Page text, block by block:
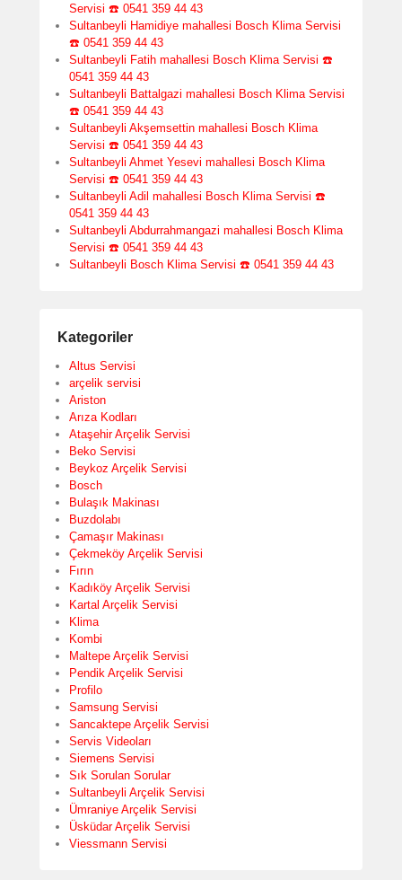
Servisi ☎️ 0541 359 44 43
Sultanbeyli Hamidiye mahallesi Bosch Klima Servisi
☎️ 0541 359 44 43
Sultanbeyli Fatih mahallesi Bosch Klima Servisi ☎️
0541 359 44 43
Sultanbeyli Battalgazi mahallesi Bosch Klima Servisi
☎️ 0541 359 44 43
Sultanbeyli Akşemsettin mahallesi Bosch Klima
Servisi ☎️ 0541 359 44 43
Sultanbeyli Ahmet Yesevi mahallesi Bosch Klima
Servisi ☎️ 0541 359 44 43
Sultanbeyli Adil mahallesi Bosch Klima Servisi ☎️
0541 359 44 43
Sultanbeyli Abdurrahmangazi mahallesi Bosch Klima
Servisi ☎️ 0541 359 44 43
Sultanbeyli Bosch Klima Servisi ☎️ 0541 359 44 43
Kategoriler
Altus Servisi
arçelik servisi
Ariston
Arıza Kodları
Ataşehir Arçelik Servisi
Beko Servisi
Beykoz Arçelik Servisi
Bosch
Bulaşık Makinası
Buzdolabı
Çamaşır Makinası
Çekmeköy Arçelik Servisi
Fırın
Kadıköy Arçelik Servisi
Kartal Arçelik Servisi
Klima
Kombi
Maltepe Arçelik Servisi
Pendik Arçelik Servisi
Profilo
Samsung Servisi
Sancaktepe Arçelik Servisi
Servis Videoları
Siemens Servisi
Sık Sorulan Sorular
Sultanbeyli Arçelik Servisi
Ümraniye Arçelik Servisi
Üsküdar Arçelik Servisi
Viessmann Servisi